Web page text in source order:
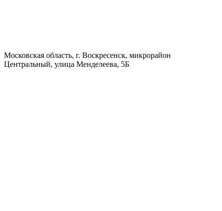
Московская область, г. Воскресенск, микрорайон
Центральный, улица Менделеева, 5Б